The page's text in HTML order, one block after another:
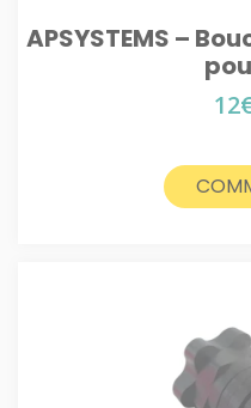
APSYSTEMS –
12